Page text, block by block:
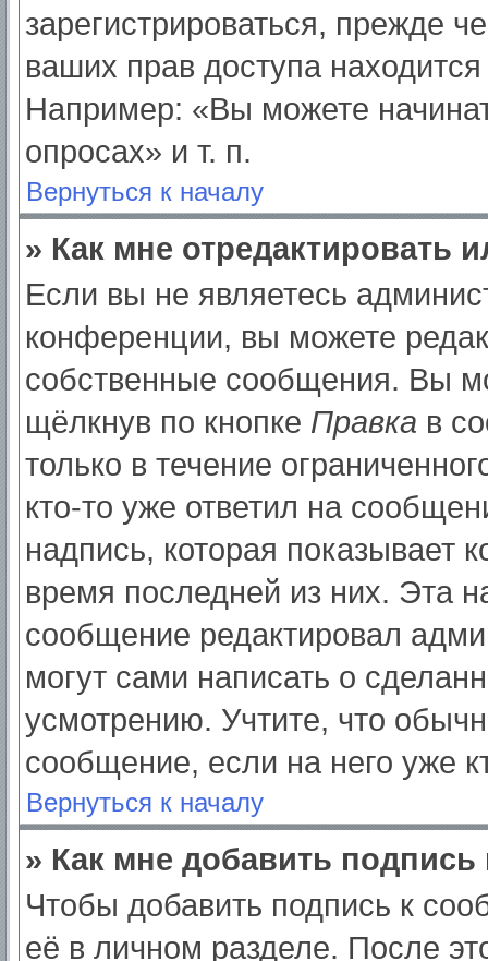
зарегистрироваться, прежде
ваших прав доступа
Например: «Вы можете
опросах» и т. п.
Вернуться к началу
» Как мне отредактировать
Если вы не являетесь
конференции, вы можете
собственные сообщения. Вы
щёлкнув по кнопке Правка в
только в течение
кто-то уже ответил на
надпись, которая показывает
время последней из них. Эта
сообщение редактировал
могут сами написать о
усмотрению. Учтите, что
сообщение, если на него уже
Вернуться к началу
» Как мне добавить
Чтобы добавить подпись к
её в личном разделе. После